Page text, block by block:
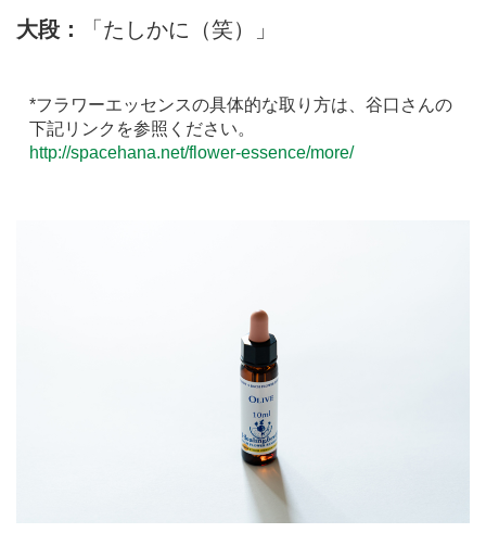
大段： 「たしかに（笑）」
*フラワーエッセンスの具体的な取り方は、谷口さんの
下記リンクを参照ください。
http://spacehana.net/flower-essence/more/